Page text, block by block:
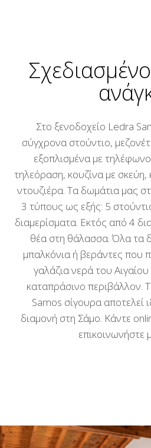
Στο ξενοδοχείο Ledra
σύγχρονα στούντιο,
εξοπλισμένα με
τηλεόραση, κουζίνα με σκεύη,
ντουζιέρα. Τα δωμάτια μας
3 τύπους ως εξής: 5
διαμερίσματα. Εκτός από 4
θέα στη θάλασσα. Όλα τα
μπαλκόνια ή βεράντες που
γαλάζια νερά του
καταπράσινο περιβάλλον.
Samos σίγουρα αποτελεί
διαμονή στη Σάμο. Κάντε
επικοινωνήστε